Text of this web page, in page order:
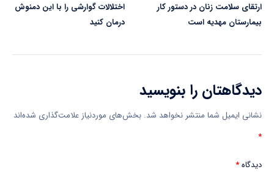
ارتقای سلامت زنان در دستور کار
بیمارستان مهدیه است
اختلالات گوارشی را با این دمنوش
درمان کنید
دیدگاهتان را بنویسید
نشانی ایمیل شما منتشر نخواهد شد. بخش‌های موردنیاز علامت‌گذاری شده‌اند
*
دیدگاه*